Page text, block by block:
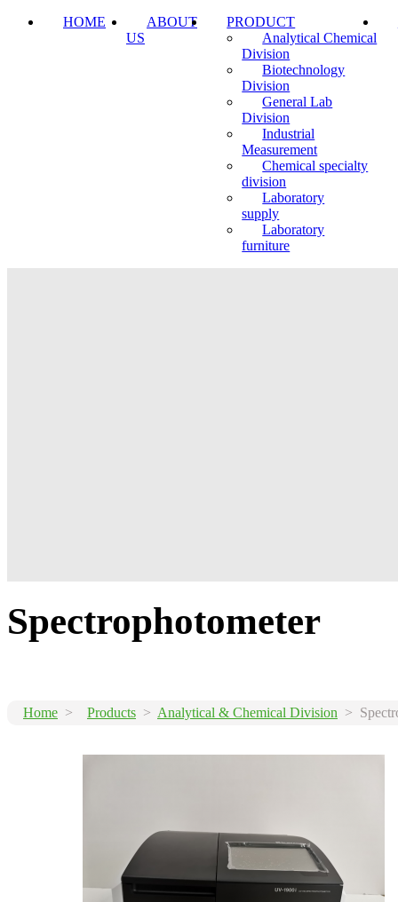
HOME
ABOUT
US
PRODUCT
Analytical Chemical
Division
Biotechnology
Division
General Lab
Division
Industrial
Measurement
Chemical specialty
division
Laboratory
supply
Laboratory
furniture
Spectrophotometer
Home > Products > Analytical & Chemical Division >